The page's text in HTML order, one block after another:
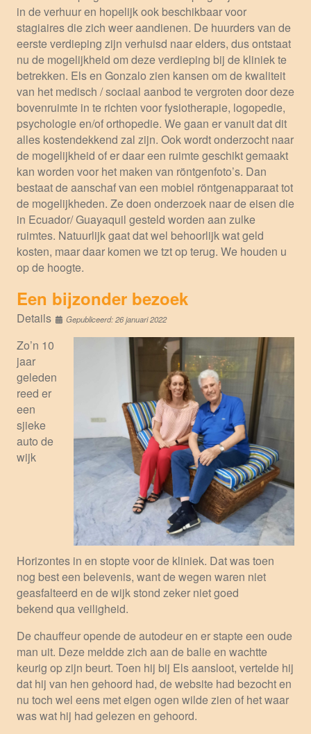
in de verhuur en hopelijk ook beschikbaar voor
stagiaires die zich weer aandienen. De huurders van de
eerste verdieping zijn verhuisd naar elders, dus ontstaat
nu de mogelijkheid om deze verdieping bij de kliniek te
betrekken. Els en Gonzalo zien kansen om de kwaliteit
van het medisch / sociaal aanbod te vergroten door deze
bovenruimte in te richten voor fysiotherapie, logopedie,
psychologie en/of orthopedie. We gaan er vanuit dat dit
alles kostendekkend zal zijn. Ook wordt onderzocht naar
de mogelijkheid of er daar een ruimte geschikt gemaakt
kan worden voor het maken van röntgenfoto’s. Dan
bestaat de aanschaf van een mobiel röntgenapparaat tot
de mogelijkheden. Ze doen onderzoek naar de eisen die
in Ecuador/ Guayaquil gesteld worden aan zulke
ruimtes. Natuurlijk gaat dat wel behoorlijk wat geld
kosten, maar daar komen we tzt op terug. We houden u
op de hoogte.
Een bijzonder bezoek
Details Gepubliceerd: 26 januari 2022
Zo’n 10
jaar
geleden
reed er
een
sjieke
auto de
wijk
Horizontes in en stopte voor de kliniek. Dat was toen
nog best een belevenis, want de wegen waren niet
geasfalteerd en de wijk stond zeker niet goed
bekend qua veiligheid.
De chauffeur opende de autodeur en er stapte een oude
man uit. Deze meldde zich aan de balie en wachtte
keurig op zijn beurt. Toen hij bij Els aansloot, vertelde hij
dat hij van hen gehoord had, de website had bezocht en
nu toch wel eens met eigen ogen wilde zien of het waar
was wat hij had gelezen en gehoord.